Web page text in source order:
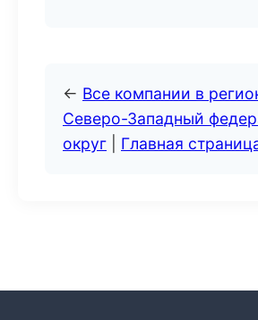
← Все компании в
Северо-Западный
округ
Главная